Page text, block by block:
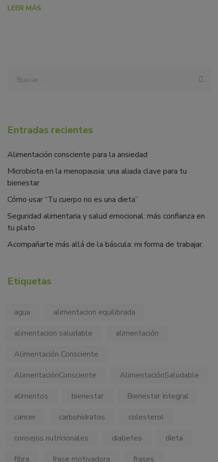
LEER MÁS
Entradas recientes
Alimentación consciente para la ansiedad
Microbiota en la menopausia: una aliada clave para tu
bienestar
Cómo usar “Tu cuerpo no es una dieta”
Seguridad alimentaria y salud emocional: más confianza en
tu plato
Acompañarte más allá de la báscula: mi forma de trabajar.
Etiquetas
agua
alimentacion equilibrada
alimentacion saludable
alimentación
Alimentación Consciente
AlimentaciónConsciente
AlimentaciónSaludable
alimentos
bienestar
Bienestar Integral
cancer
carbohidratos
colesterol
consejos nutricionales
diabetes
dieta
fibra
frase motivadora
frases